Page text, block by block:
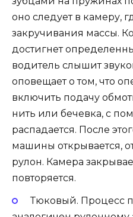
оно следует в камеру,
закручивания массы.
достигнет
водитель слышит
оповещает о том, что
включить подачу
нить или бечевка, с
распадается. После
машины открывается,
рулон. Камера
повторяется.
Тюковый. Процесс